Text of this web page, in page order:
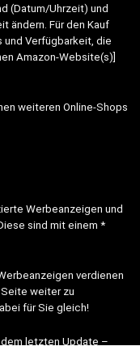
(Datum/Uhrzeit) und
ändern. Für den Kauf
Verfügbarkeit, die
Amazon-Website(s)]
weiteren Online-Shops
Werbeanzeigen und
sind mit einem *
verdienen
weiter zu
für Sie gleich!
letzten Update –